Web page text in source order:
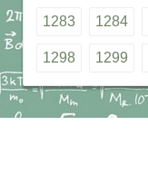
1283 1284
1298 1299